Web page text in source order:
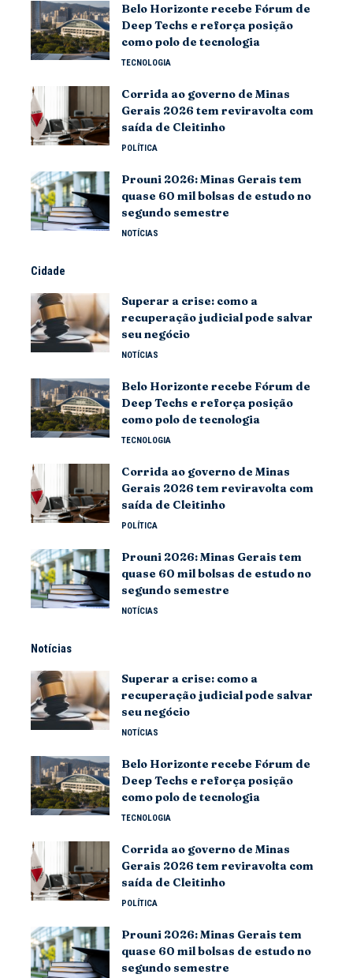
Belo Horizonte recebe Fórum de
Deep Techs e reforça posição
como polo de tecnologia
TECNOLOGIA
Corrida ao governo de Minas
Gerais 2026 tem reviravolta com
saída de Cleitinho
POLÍTICA
Prouni 2026: Minas Gerais tem
quase 60 mil bolsas de estudo no
segundo semestre
NOTÍCIAS
Cidade
Superar a crise: como a
recuperação judicial pode salvar
seu negócio
NOTÍCIAS
Belo Horizonte recebe Fórum de
Deep Techs e reforça posição
como polo de tecnologia
TECNOLOGIA
Corrida ao governo de Minas
Gerais 2026 tem reviravolta com
saída de Cleitinho
POLÍTICA
Prouni 2026: Minas Gerais tem
quase 60 mil bolsas de estudo no
segundo semestre
NOTÍCIAS
Notícias
Superar a crise: como a
recuperação judicial pode salvar
seu negócio
NOTÍCIAS
Belo Horizonte recebe Fórum de
Deep Techs e reforça posição
como polo de tecnologia
TECNOLOGIA
Corrida ao governo de Minas
Gerais 2026 tem reviravolta com
saída de Cleitinho
POLÍTICA
Prouni 2026: Minas Gerais tem
quase 60 mil bolsas de estudo no
segundo semestre